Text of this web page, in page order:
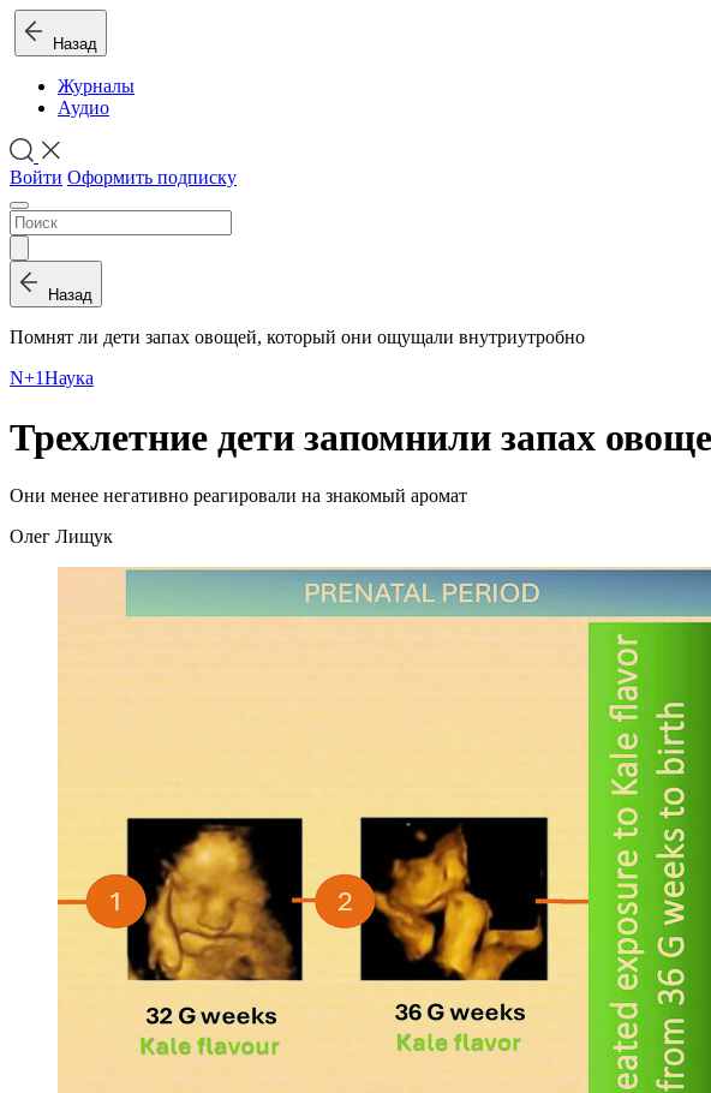
Назад
Журналы
Аудио
Войти Оформить подписку
Назад
Помнят ли дети запах овощей, который они ощущали внутриутробно
N+1Наука
Трехлетние дети запомнили запах
Они менее негативно реагировали на знакомый аромат
Олег Лищук